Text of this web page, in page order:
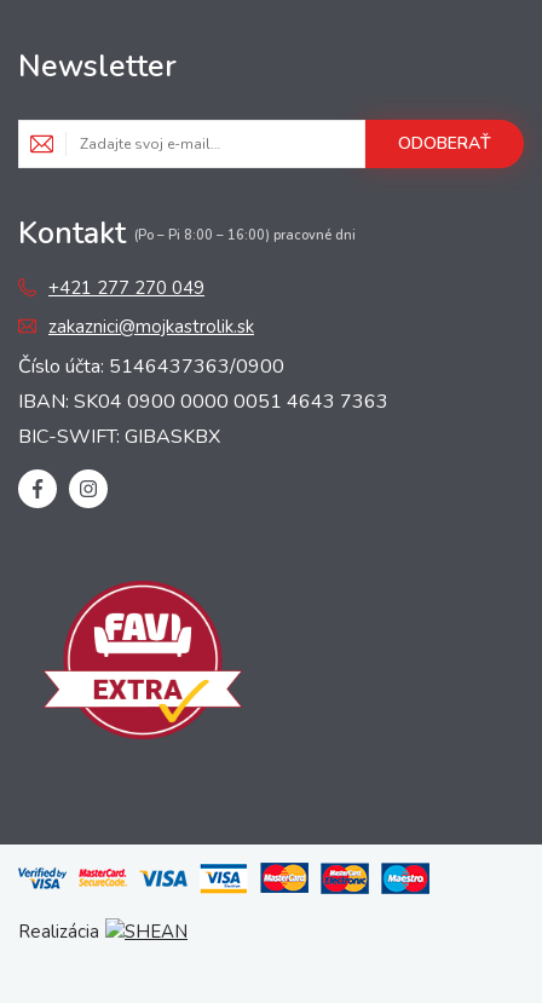
Newsletter
ODOBERAŤ
Kontakt (Po – Pi 8:00 – 16:00) pracovné dni
+421 277 270 049
zakaznici@mojkastrolik.sk
Číslo účta: 5146437363/0900
IBAN: SK04 0900 0000 0051 4643 7363
BIC-SWIFT: GIBASKBX
Realizácia